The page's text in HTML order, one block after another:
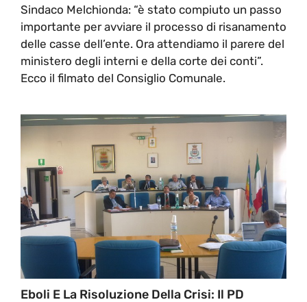
Sindaco Melchionda: “è stato compiuto un passo
importante per avviare il processo di risanamento
delle casse dell’ente. Ora attendiamo il parere del
ministero degli interni e della corte dei conti”.
Ecco il filmato del Consiglio Comunale.
Eboli E La Risoluzione Della Crisi: Il PD